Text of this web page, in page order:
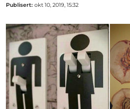
Publisert: okt 10, 2019, 15:32